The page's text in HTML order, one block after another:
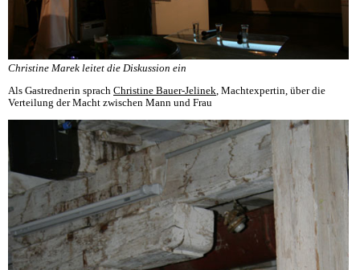
Christine Marek leitet die Diskussion ein
Als Gastrednerin sprach Christine Bauer-Jelinek , Machtexpertin, über die
Verteilung der Macht zwischen Mann und Frau